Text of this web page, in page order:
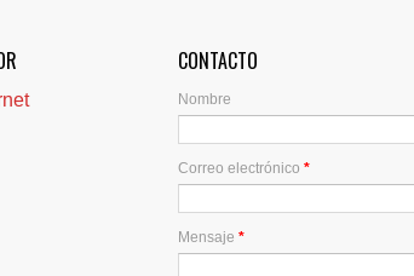
CONTACTO
Nombre
Correo electrónico*
Mensaje*